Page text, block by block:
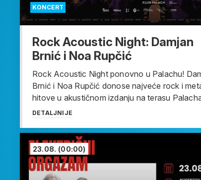
KONCERT
Rock Acoustic Night: Damjan
Brnić i Noa Rupčić
Rock Acoustic Night ponovno u Palachu!
Brnić i Noa Rupčić donose najveće rock i
hitove u akustičnom izdanju na terasu
DETALJNIJE
23.08. (00:00)